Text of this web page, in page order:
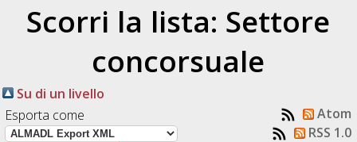
Scorri la lista: Settore
concorsuale
Su di un livello
Esporta come
Atom
RSS 1.0